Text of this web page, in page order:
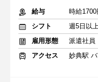
給与
時給
シフト
週5日以
雇用形態
派遣社員
アクセス
妙典駅